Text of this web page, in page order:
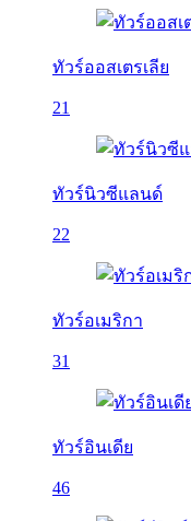
ทัวร์ออสเตรเลีย
21
ทัวร์นิวซีแลนด์
22
ทัวร์อเมริกา
31
ทัวร์อินเดีย
46